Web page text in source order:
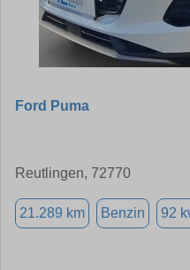
Ford Puma
Reutlingen, 72770
21.289 km Benzin 92